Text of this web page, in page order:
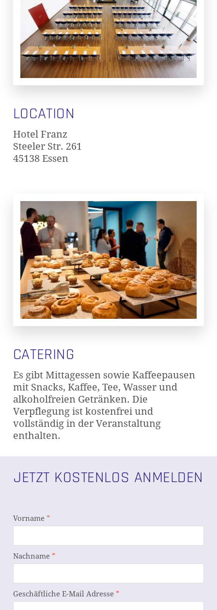
LOCATION
Hotel Franz
Steeler Str. 261
45138 Essen
CATERING
Es gibt Mittagessen sowie Kaffeepausen
mit Snacks, Kaffee, Tee, Wasser und
alkoholfreien Getränken. Die
Verpflegung ist kostenfrei und
vollständig in der Veranstaltung
enthalten.
JETZT KOSTENLOS ANMELDEN
Vorname*
Nachname*
Geschäftliche E-Mail Adresse*